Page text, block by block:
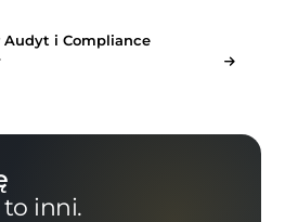
Audyt i Compliance
inni.